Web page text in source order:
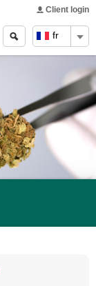
fr
Client login
Search
form
Search